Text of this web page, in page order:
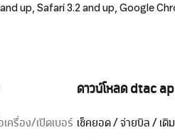
up, Safari 3.2 and up, Google
ครื่อง/เปิดเบอร์
ดาวน์โหลด dtac
เช็คยอด / จ่ายบิล / เติ